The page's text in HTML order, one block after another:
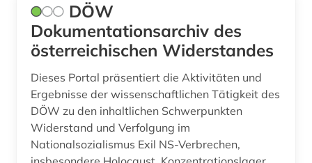
kronländer (2)
kultur (9)
kulturelle einrichtung (1)
kulturerbe (2)
kulturgeschichte (1)
DÖW
Dokumentationsarchiv des
österreichischen Widerstandes
Dieses Portal präsentiert die Aktivitäten und
Ergebnisse der wissenschaftlichen Tätigkeit des
DÖW zu den inhaltlichen Schwerpunkten
Widerstand und Verfolgung im
Nationalsozialismus Exil NS-Verbrechen,